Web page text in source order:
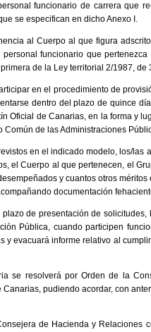
funcionario de carrera que
se especifican en dicho Anexo I.
al Cuerpo al que figura
funcionario que
de la Ley territorial 2/1987,
en el procedimiento de
dentro del plazo de quince
Oficial de Canarias, en la forma y
Común de las Administraciones
en el indicado modelo, los/
el Cuerpo al que pertenecen, el
y cuantos otros
documentación
de presentación de
Pública, cuando participen
y evacuará informe relativo al
se resolverá por Orden de la
pudiendo acordar, con
de Hacienda y Relaciones